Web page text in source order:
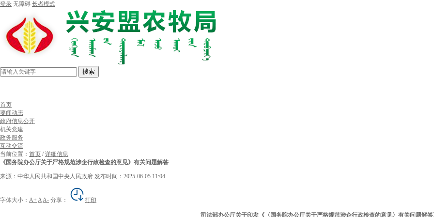
登录 无障碍 长者模式
搜索
首页
要闻动态
政府信息公开
机关党建
政务服务
互动交流
当前位置： 首页 /详细信息
《国务院办公厅关于严格规范涉企行政检查的意见》有关问题解答
来源：中华人民共和国中央人民政府 发布时间：2025-06-05 11:04
字体大小： A+ AA- 分享： 打印
司法部办公厅关于印发《〈国务院办公厅关于严格规范涉企行政检查的意见〉有关问题解